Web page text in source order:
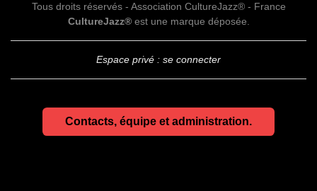
Tous droits réservés - Association CultureJazz® - France
CultureJazz®est une marque déposée.
Espace privé : se connecter
Contacts, équipe et administration.